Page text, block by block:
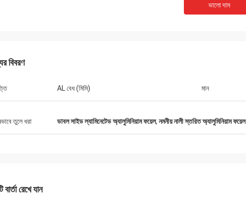
ভালো দাম
বিবরণ
AL বেধ (মিমি) মান
তুলে ধরা ডাবল সাইড ল্যামিনেটেড অ্যালুমিনিয়াম ফয়েল, নমনীয় নালী স্তরিত অ্যালুমিনিয়াম ফয়েল
বার্তা রেখে যান